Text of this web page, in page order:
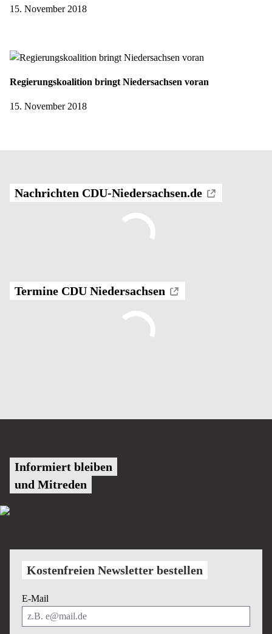
15. November 2018
Regierungskoalition bringt Niedersachsen voran
15. November 2018
Nachrichten CDU-Niedersachsen.de
Termine CDU Niedersachsen
Informiert bleiben
und Mitreden
Kostenfreien Newsletter bestellen
E-Mail